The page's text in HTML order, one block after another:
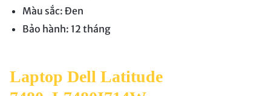
Màu sắc: Đen
Bảo hành: 12 tháng
Laptop Dell Latitude